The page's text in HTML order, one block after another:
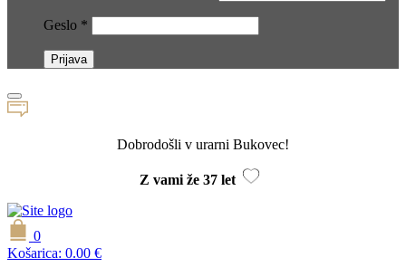
Geslo *
Dobrodošli v urarni Bukovec!
Z vami že 37 let
0
Košarica: 0.00 €